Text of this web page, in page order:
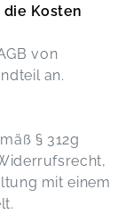
Kosten
von
an.
§ 312g
mit einem